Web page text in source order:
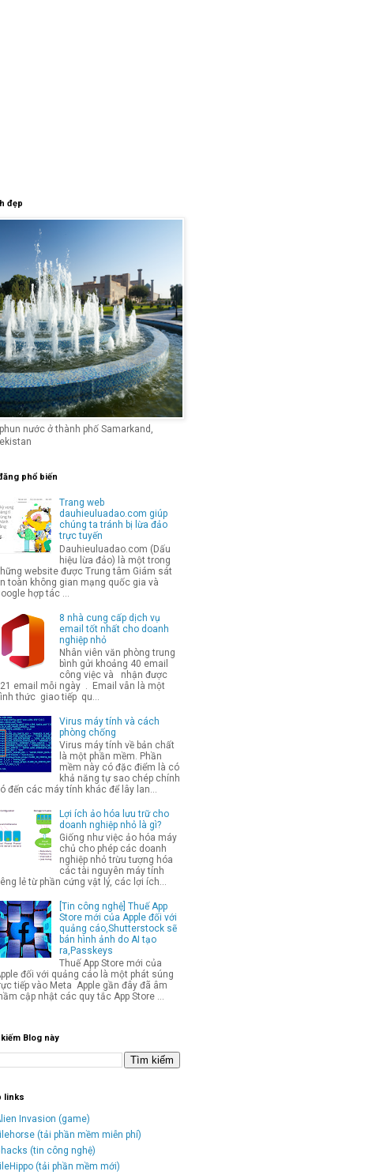
đẹp
nước ở thành phố Samarkand,
phổ biến
Trang web
dauhieuluadao.com giúp
chúng ta tránh bị lừa đảo
trực tuyến
Dauhieuluadao.com (Dấu
hiệu lừa đảo) là một trong
website được Trung tâm Giám sát
toàn không gian mạng quốc gia và
hợp tác ...
8 nhà cung cấp dịch vụ
email tốt nhất cho doanh
nghiệp nhỏ
Nhân viên văn phòng trung
bình gửi khoảng 40 email
công việc và nhận được
email mỗi ngày . Email vẫn là một
thức giao tiếp qu...
Virus máy tính và cách
phòng chống
Virus máy tính về bản chất
là một phần mềm. Phần
mềm này có đặc điểm là có
khả năng tự sao chép chính
đến các máy tính khác để lây lan...
Lợi ích ảo hóa lưu trữ cho
doanh nghiệp nhỏ là gì?
Giống như việc ảo hóa máy
chủ cho phép các doanh
nghiệp nhỏ trừu tượng hóa
các tài nguyên máy tính
lẻ từ phần cứng vật lý, các lợi ích...
[Tin công nghệ] Thuế App
Store mới của Apple đối với
quảng cáo,Shutterstock sẽ
bán hình ảnh do AI tạo
ra,Passkeys
Thuế App Store mới của
đối với quảng cáo là một phát súng
tiếp vào Meta Apple gần đây đã âm
cập nhật các quy tắc App Store ...
Blog này
links
Invasion (game)
(tải phần mềm miễn phí)
(tin công nghệ)
(tải phần mềm mới)